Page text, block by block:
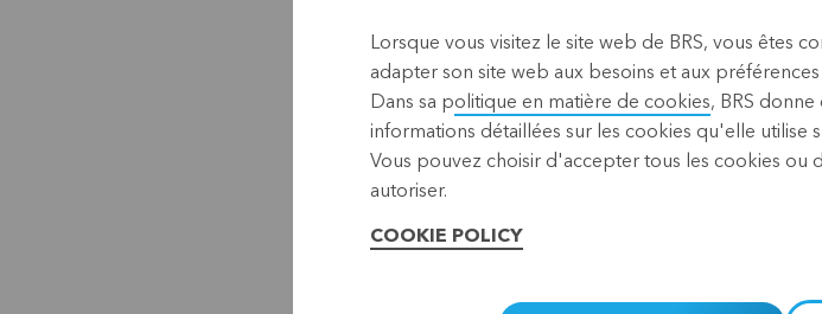
Lorsque vous visitez le site web de BRS, vous êtes
adapter son site web aux besoins et aux
Dans sa politique en matière de cookies, BRS
informations détaillées sur les cookies qu'elle utilise
Vous pouvez choisir d'accepter tous les cookies ou
autoriser.
COOKIE POLICY